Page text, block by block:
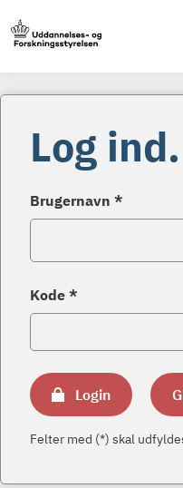
Log ind.
Brugernavn *
Kode *
Login
Felter med (*) skal